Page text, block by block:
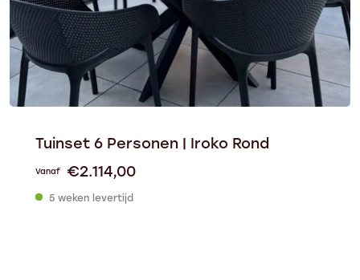
Tuinset 6 Personen | Iroko Rond
Vanaf €2.114,00
5 weken levertijd